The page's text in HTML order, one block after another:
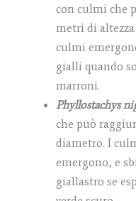
con culmi che
metri di
culmi
gialli quando
marroni.
Phyllostachys
che può
diametro. I
emergono, e
giallastro se